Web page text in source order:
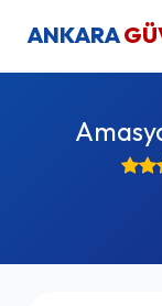
ANKARA